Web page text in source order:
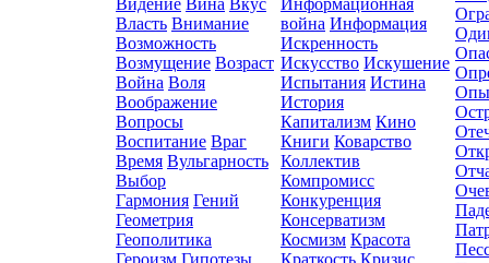
Видение Вина Вкус
Власть Внимание
Возможность
Возмущение Возраст
Война Воля
Воображение
Вопросы
Воспитание Враг
Время Вульгарность
Выбор
Гармония Гений
Геометрия
Геополитика
Героизм Гипотезы
Информационная
война Информация
Искренность
Искусство Искушение
Испытания Истина
История
Капитализм Кино
Книги Коварство
Коллектив
Компромисc
Конкуренция
Консерватизм
Космизм Красота
Краткость Кризис